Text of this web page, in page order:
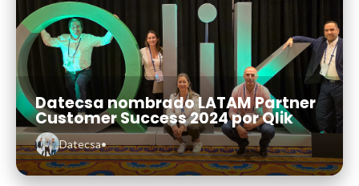
Datecsa nombrado LATAM Partner
Customer Success 2024 por Qlik
Datecsa•